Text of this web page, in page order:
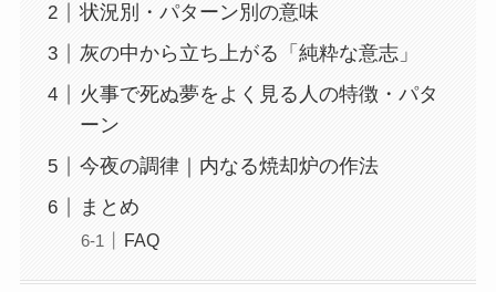
状況別・パターン別の意味
灰の中から立ち上がる「純粋な意志」
火事で死ぬ夢をよく見る人の特徴・パタ
ーン
今夜の調律｜内なる焼却炉の作法
まとめ
FAQ